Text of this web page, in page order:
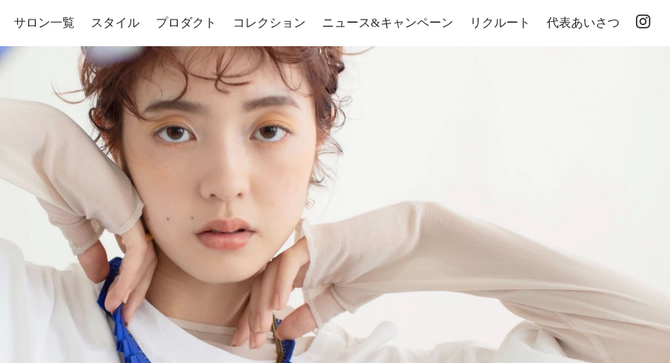
サロン一覧 スタイル プロダクト コレクション ニュース&キャンペーン リクルート 代表あいさつ